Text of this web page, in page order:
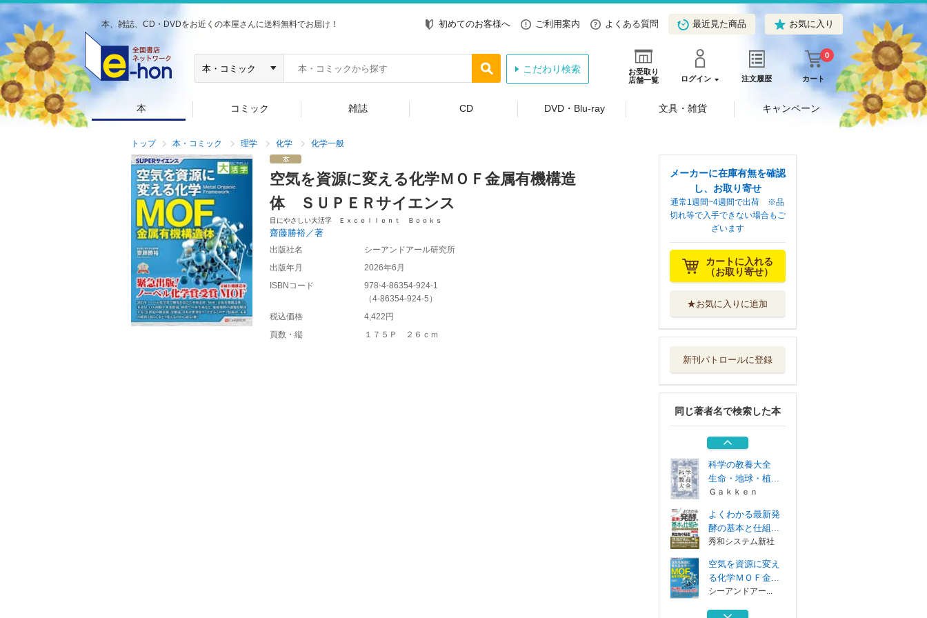
本、雑誌、CD・DVDをお近くの本屋さんに送料無料でお届け！ 初めてのお客様へ ご利用案内 よくある質問 最近見た商品 お気に入り
お受取り
店舗一覧
ログイン 注文履歴 カート
0
こだわり検索
本 コミック 雑誌 CD DVD・Blu-ray 文具・雑貨 キャンペーン
トップ 本・コミック 理学 化学 化学一般
空気を資源に変える化学ＭＯＦ金属有機構造
体 ＳＵＰＥＲサイエンス
目にやさしい大活字 Ｅｘｃｅｌｌｅｎｔ Ｂｏｏｋｓ
齋藤勝裕／著
出版社名
シーアンドアール研究所
出版年月
2026年6月
ISBNコード
978-4-86354-924-1
（4-86354-924-5 ）
税込価格
4,422円
頁数・縦
１７５Ｐ ２６ｃｍ
メーカーに在庫有無を確認
し、お取り寄せ
通常1週間~4週間で出荷 ※品
切れ等で入手できない場合もご
ざいます
カートに入れる
（お取り寄せ）
★お気に入りに追加
新刊パトロールに登録
同じ著者名で検索した本
空気を資源に変え
る化学ＭＯＦ金...
よくわかる最新化
秀和システム新社
世界が驚愕した江
戸の医学
シーアンドアー...
科学の教養大全
生命・地球・植...
Ｇａｋｋｅｎ
よくわかる最新発
酵の基本と仕組...
秀和システム新社
空気を資源に変え
る化学ＭＯＦ金...
シーアンドアー...
よくわかる最新化